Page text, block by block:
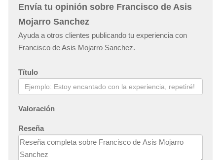
Envía tu opinión sobre Francisco de Asis
Mojarro Sanchez
Ayuda a otros clientes publicando tu experiencia con
Francisco de Asis Mojarro Sanchez.
Título
Valoración
Reseña